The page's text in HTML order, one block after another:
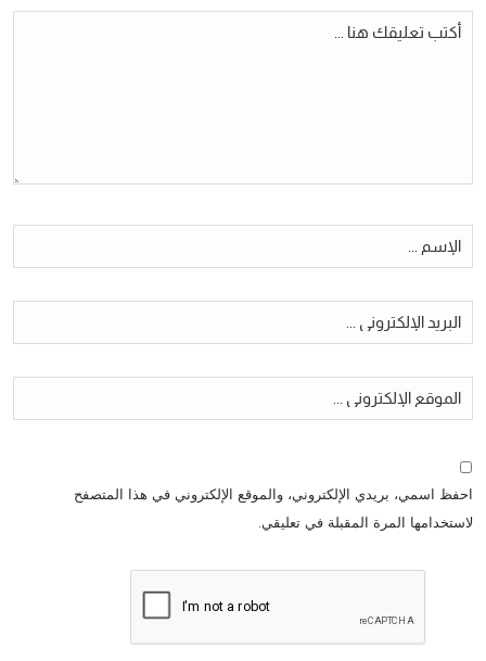
احفظ اسمي، بريدي الإلكتروني، والموقع الإلكتروني في هذا المتصفح
لاستخدامها المرة المقبلة في تعليقي.